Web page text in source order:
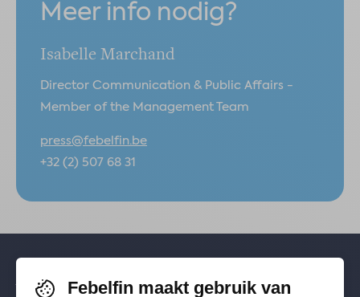
Meer info nodig?
Isabelle Marchand
Director Communication & Public Affairs -
Member of the Management Team
press@febelfin.be
+32 (2) 507 68 31
Volg je ons al? Blijf op de hoogte via
Febelfin maakt gebruik van